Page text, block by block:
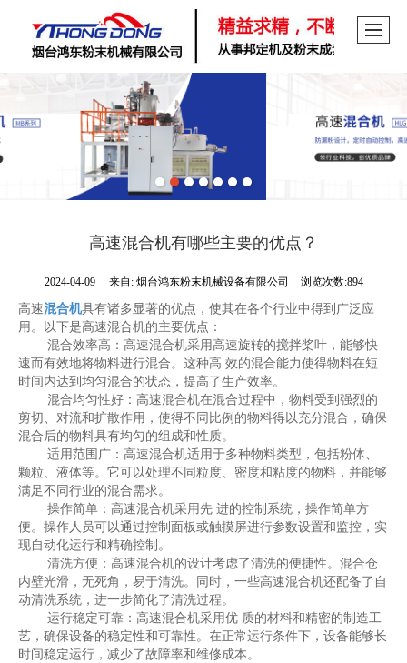
高速混合机有哪些主要的优点？
2024-04-09 来自: 烟台鸿东粉末机械设备有限公司 浏览次数:894
高速混合机具有诸多显著的优点，使其在各个行业中得到广泛应
用。以下是高速混合机的主要优点：
速而有效地将物料进行混合。这种高 效的混合能力使得物料在短
时间内达到均匀混合的状态，提高了生产效率。
剪切、对流和扩散作用，使得不同比例的物料得以充分混合，确保
混合后的物料具有均匀的组成和性质。
颗粒、液体等。它可以处理不同粒度、密度和粘度的物料，并能够
满足不同行业的混合需求。
便。操作人员可以通过控制面板或触摸屏进行参数设置和监控，实
现自动化运行和精确控制。
内壁光滑，无死角，易于清洗。同时，一些高速混合机还配备了自
动清洗系统，进一步简化了清洗过程。
艺，确保设备的稳定性和可靠性。在正常运行条件下，设备能够长
时间稳定运行，减少了故障率和维修成本。